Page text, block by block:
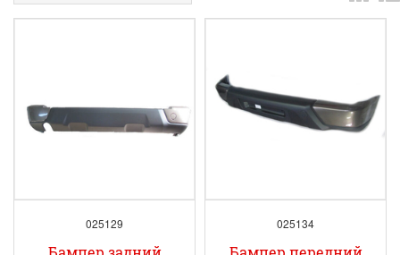
025129 025134